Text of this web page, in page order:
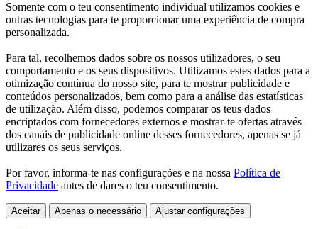
Somente com o teu consentimento individual utilizamos cookies e
outras tecnologias para te proporcionar uma experiência de compra
personalizada.
Para tal, recolhemos dados sobre os nossos utilizadores, o seu
comportamento e os seus dispositivos. Utilizamos estes dados para a
otimização contínua do nosso site, para te mostrar publicidade e
conteúdos personalizados, bem como para a análise das estatísticas
de utilização. Além disso, podemos comparar os teus dados
encriptados com fornecedores externos e mostrar-te ofertas através
dos canais de publicidade online desses fornecedores, apenas se já
utilizares os seus serviços.
Por favor, informa-te nas configurações e na nossa Política de
Privacidade antes de dares o teu consentimento.
Aceitar Apenas o necessário Ajustar configurações